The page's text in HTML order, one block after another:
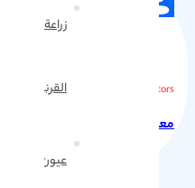
زراعة
القرنية
عيون
List Of Doctors
معرفة أطباء المستشفي